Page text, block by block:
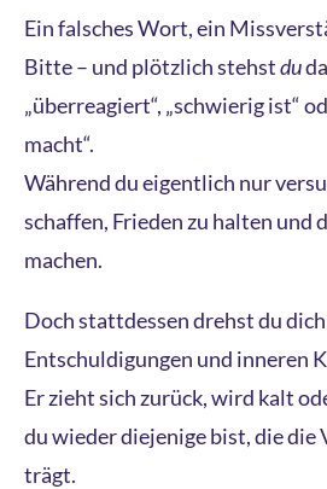
Ein falsches Wort, ein
Bitte – und plötzlich stehstdu
„überreagiert“, „schwierig ist“
macht“.
Während du eigentlich nur
schaffen, Frieden zu halten und
machen.
Doch stattdessen drehst du
Entschuldigungen und inneren
Er zieht sich zurück, wird kalt
du wieder diejenige bist, die
trägt.